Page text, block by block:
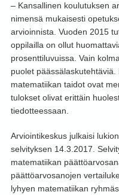
– Kansallinen koulutuksen
nimensä mukaisesti
arvioinnista. Vuoden 2015
oppilailla on ollut
prosenttiluvuissa. Vain
puolet
matematiikan taidot ovat
tulokset olivat erittäin
tiedotteessaan.
Arviointikeskus julkaisi
selvityksen 14.3.2017.
matematiikan
päättöarvosanojen
lyhyen matematiikan